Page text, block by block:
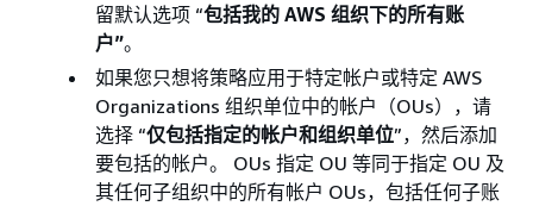
留默认选项 “包括我的 AWS 组织下的所有账
户”。
如果您只想将策略应用于特定帐户或特定 AWS
Organizations 组织单位中的帐户（OUs），请
选择 “仅包括指定的帐户和组织单位”，然后添加
要包括的帐户。 OUs 指定 OU 等同于指定 OU 及
其任何子组织中的所有帐户 OUs，包括任何子账